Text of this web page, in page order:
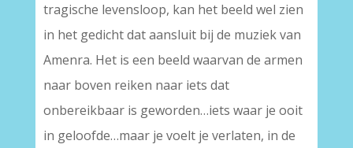
tragische levensloop, kan het beeld wel zien
in het gedicht dat aansluit bij de muziek van
Amenra. Het is een beeld waarvan de armen
naar boven reiken naar iets dat
onbereikbaar is geworden…iets waar je ooit
in geloofde…maar je voelt je verlaten, in de